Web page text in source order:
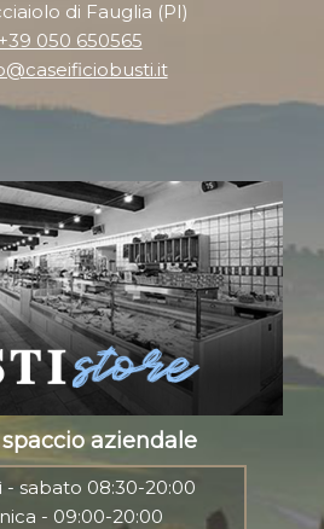
di Fauglia (PI)
+39 050 650565
aziendale
- sabato 08:30-20:00
- 09:00-20:00